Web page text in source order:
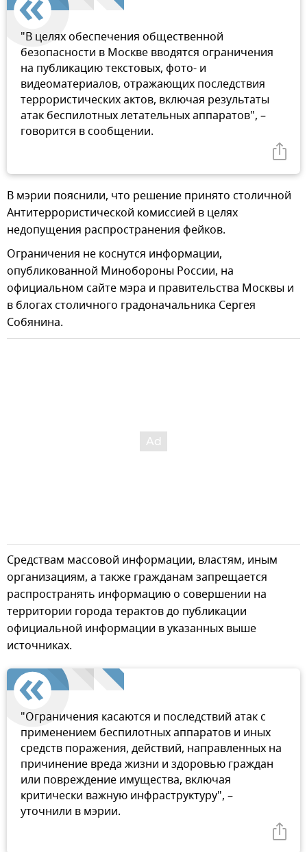
"В целях обеспечения общественной
безопасности в Москве вводятся ограничения
на публикацию текстовых, фото- и
видеоматериалов, отражающих последствия
террористических актов, включая результаты
атак беспилотных летательных аппаратов", –
говорится в сообщении.
В мэрии пояснили, что решение принято столичной
Антитеррористической комиссией в целях
недопущения распространения фейков.
Ограничения не коснутся информации,
опубликованной Минобороны России, на
официальном сайте мэра и правительства Москвы и
в блогах столичного градоначальника Сергея
Собянина.
Средствам массовой информации, властям, иным
организациям, а также гражданам запрещается
распространять информацию о совершении на
территории города терактов до публикации
официальной информации в указанных выше
источниках.
"Ограничения касаются и последствий атак с
применением беспилотных аппаратов и иных
средств поражения, действий, направленных на
причинение вреда жизни и здоровью граждан
или повреждение имущества, включая
критически важную инфраструктуру", –
уточнили в мэрии.